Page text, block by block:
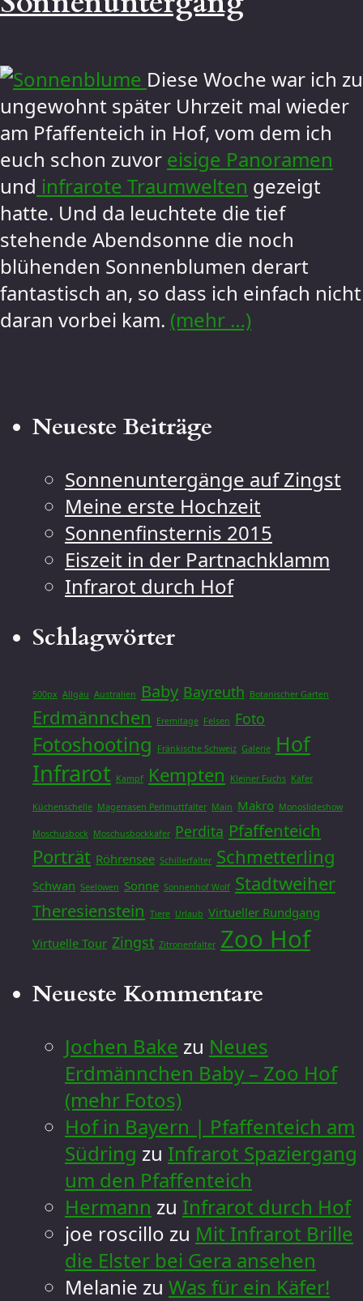
Diese Woche war ich zu
ungewohnt später Uhrzeit mal wieder
am Pfaffenteich in Hof, vom dem ich
euch schon zuvor eisige Panoramen
und infrarote Traumwelten gezeigt
hatte. Und da leuchtete die tief
stehende Abendsonne die noch
blühenden Sonnenblumen derart
fantastisch an, so dass ich einfach nicht
daran vorbei kam. (mehr …)
Neueste Beiträge
Sonnenuntergänge auf Zingst
Meine erste Hochzeit
Sonnenfinsternis 2015
Eiszeit in der Partnachklamm
Infrarot durch Hof
Schlagwörter
500px Allgäu Australien Baby Bayreuth Botanischer Garten
Erdmännchen Eremitage Felsen Foto
Fotoshooting Fränkische Schweiz Galerie Hof
Infrarot Kampf Kempten Kleiner Fuchs Käfer
Küchenschelle Magerrasen Perlmuttfalter Main Makro Monoslideshow
Moschusbock Moschusbockkäfer Perdita Pfaffenteich
Porträt Röhrensee Schillerfalter Schmetterling
Schwan Seelöwen Sonne Sonnenhof Wolf Stadtweiher
Theresienstein Tiere Urlaub Virtueller Rundgang
Virtuelle Tour Zingst Zitronenfalter Zoo Hof
Neueste Kommentare
Jochen Bake zu Neues
Erdmännchen Baby – Zoo Hof
(mehr Fotos)
Hof in Bayern | Pfaffenteich am
Südring zu Infrarot Spaziergang
um den Pfaffenteich
Hermann zu Infrarot durch Hof
joe roscillo zu Mit Infrarot Brille
die Elster bei Gera ansehen
Melanie zu Was für ein Käfer!